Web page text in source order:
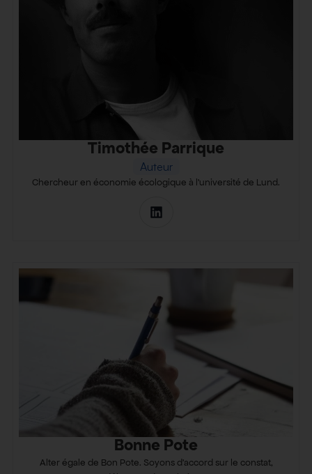
Timothée Parrique
Auteur
Chercheur en économie écologique à l’université de Lund.
Bonne Pote
Alter égale de Bon Pote. Soyons d’accord sur le constat,